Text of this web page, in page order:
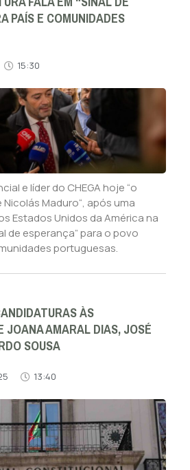
PAÍS E COMUNIDADES
15:30
e líder do CHEGA hoje “o
Maduro“, após uma
Estados Unidos da América na
de esperança” para o povo
portuguesas.
ÀS
JOANA AMARAL DIAS, JOSÉ
SOUSA
13:40